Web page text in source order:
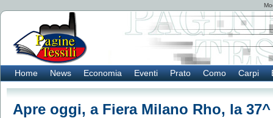
Home News Economia Eventi Prato Como Carpi
Apre oggi, a Fiera Milano Rho, la